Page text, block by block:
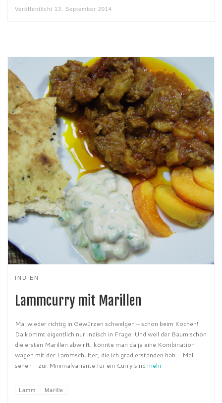
Veröffentlicht 13. September 2014
INDIEN
Lammcurry mit Marillen
Mal wieder richtig in Gewürzen schwelgen – schon beim Kochen!
Da kommt eigentlich nur Indisch in Frage. Und weil der Baum schon
die ersten Marillen abwirft, könnte man da ja eine Kombination
wagen mit der Lammschulter, die ich grad erstanden hab… Mal
sehen – zur Minimalvariante für ein Curry sind mehr
Lamm Marille